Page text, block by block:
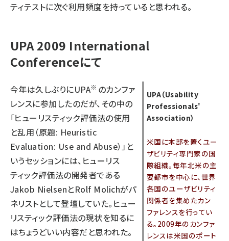
ティテストに次ぐ利用頻度を持っていると思われる。
UPA 2009 International
Conferenceにて
UPA（Usability
Professionals'
Association）
米国に本部を置くユー
ザビリティ専門家の国
際組織。毎年北米の主
要都市を中心に、世界
各国のユーザビリティ
関係者を集めたカン
ファレンスを行ってい
る。2009年のカンファ
レンスは米国のポート
今年は久しぶりにUPA※ のカンファ
レンスに参加したのだが、その中の
「ヒューリスティック評価法の使用
と乱用（原題: Heuristic
Evaluation: Use and Abuse）」と
いうセッションには、ヒューリス
ティック評価法の開発者である
Jakob NielsenとRolf Molichがパ
ネリストとして登壇していた。ヒュー
リスティック評価法の現状を知るに
はちょうどいい内容だと思われた。